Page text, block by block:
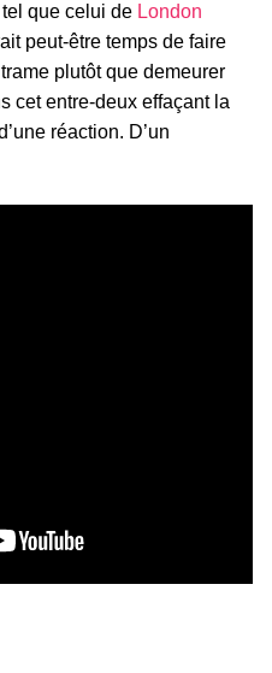
que celui de London
peut-être temps de faire
plutôt que demeurer
cet entre-deux effaçant la
réaction. D’un